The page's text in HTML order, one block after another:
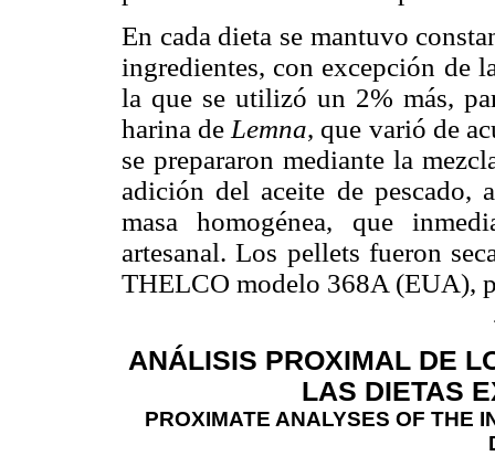
En cada dieta se mantuvo
ingredientes, con excepción de
la que se utilizó un 2% más,
harina de Lemna, que varió de
se prepararon mediante la
adición del aceite de pescado,
masa homogénea, que
artesanal. Los pellets fueron
THELCO modelo 368A (EUA),
ANÁLISIS PROXIMAL DE
LAS DIETAS
PROXIMATE ANALYSES OF THE